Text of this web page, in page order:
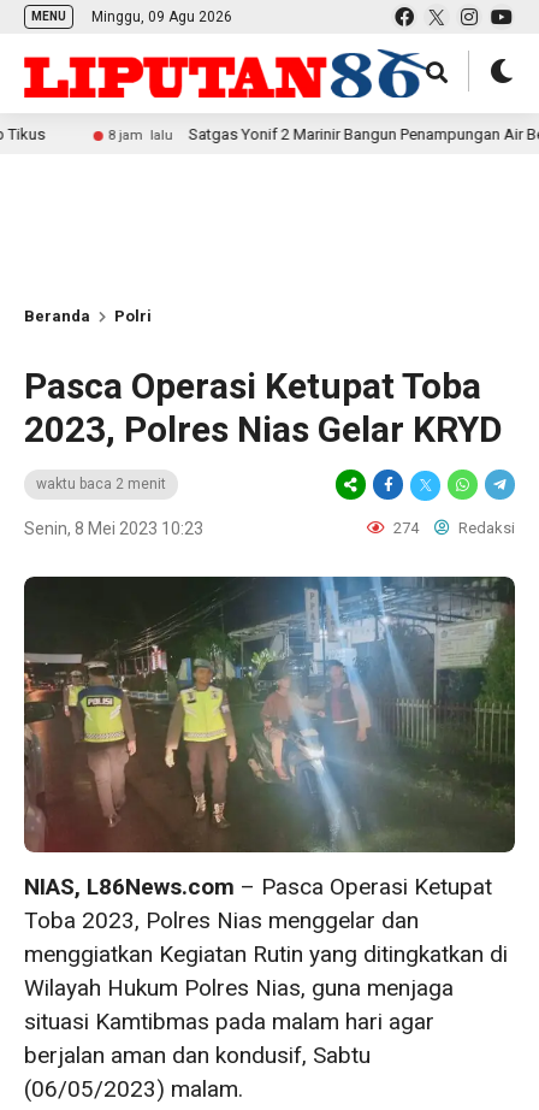
MENU Minggu, 09 Agu 2026
8 jam lalu Satgas Yonif 2 Marinir Bangun Penampungan Air Bersama
Beranda Polri
Pasca Operasi Ketupat Toba
2023, Polres Nias Gelar KRYD
waktu baca 2 menit
Senin, 8 Mei 2023 10:23 274 Redaksi
NIAS, L86News.com – Pasca Operasi Ketupat
Toba 2023, Polres Nias menggelar dan
menggiatkan Kegiatan Rutin yang ditingkatkan di
Wilayah Hukum Polres Nias, guna menjaga
situasi Kamtibmas pada malam hari agar
berjalan aman dan kondusif, Sabtu
(06/05/2023) malam.